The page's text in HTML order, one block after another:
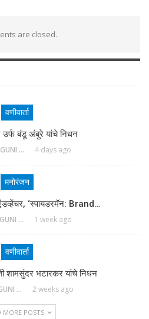
are closed.
वणीवार्ता
उर्फ बंडू अंबुरे यांचे निधन
WANIBAHUGUNI DESK 4 days ago
मनोरंजन
‘स्पायडरमॅन: Brand…
WANIBAHUGUNI DESK 1 week ago
वणीवार्ता
शामसुंदर भटारकर यांचे निधन
WANIBAHUGUNI DESK 2 weeks ago
MORE POSTS